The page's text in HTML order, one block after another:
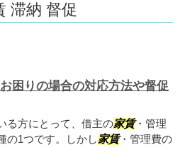
滞納 督促
困りの場合の対応方法や督促
る方にとって、借主の家賃・管理
の1つです。しかし家賃・管理費の